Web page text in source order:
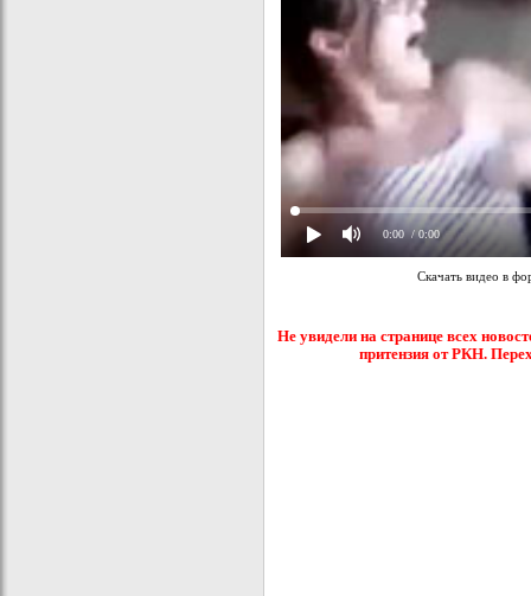
0:00 / 0:00
Скачать видео в
Не увидели на странице всех
притензия от РКН.